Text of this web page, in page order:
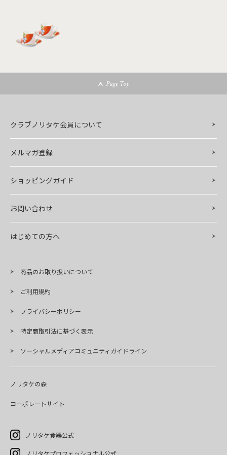
Page Top
クラブノリタケ会員について
メルマガ登録
ショッピングガイド
お問い合わせ
はじめての方へ
商品のお取り扱いについて
ご利用規約
プライバシーポリシー
特定商取引法に基づく表示
ソーシャルメディアコミュニティガイドライン
ノリタケの森
コーポレートサイト
ノリタケ食器公式